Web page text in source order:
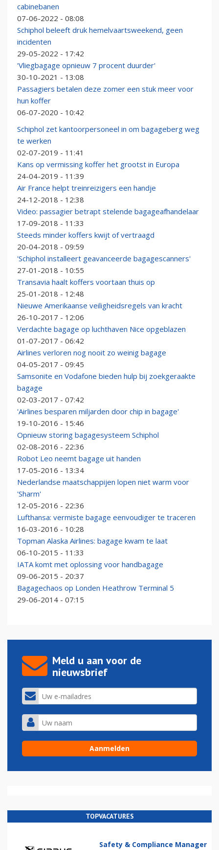
cabinebanen
07-06-2022 - 08:08
Schiphol beleeft druk hemelvaartsweekend, geen
incidenten
29-05-2022 - 17:42
'Vliegbagage opnieuw 7 procent duurder'
30-10-2021 - 13:08
Passagiers betalen deze zomer een stuk meer voor
hun koffer
06-07-2020 - 10:42
Schiphol zet kantoorpersoneel in om bagageberg weg
te werken
02-07-2019 - 11:41
Kans op vermissing koffer het grootst in Europa
24-04-2019 - 11:39
Air France helpt treinreizigers een handje
24-12-2018 - 12:38
Video: passagier betrapt stelende bagageafhandelaar
17-09-2018 - 11:33
Steeds minder koffers kwijt of vertraagd
20-04-2018 - 09:59
'Schiphol installeert geavanceerde bagagescanners'
27-01-2018 - 10:55
Transavia haalt koffers voortaan thuis op
25-01-2018 - 12:48
Nieuwe Amerikaanse veiligheidsregels van kracht
26-10-2017 - 12:06
Verdachte bagage op luchthaven Nice opgeblazen
01-07-2017 - 06:42
Airlines verloren nog nooit zo weinig bagage
04-05-2017 - 09:45
Samsonite en Vodafone bieden hulp bij zoekgeraakte
bagage
02-03-2017 - 07:42
'Airlines besparen miljarden door chip in bagage'
19-10-2016 - 15:46
Opnieuw storing bagagesysteem Schiphol
02-08-2016 - 22:36
Robot Leo neemt bagage uit handen
17-05-2016 - 13:34
Nederlandse maatschappijen lopen niet warm voor
'Sharm'
12-05-2016 - 22:36
Lufthansa: vermiste bagage eenvoudiger te traceren
16-03-2016 - 10:28
Topman Alaska Airlines: bagage kwam te laat
06-10-2015 - 11:33
IATA komt met oplossing voor handbagage
09-06-2015 - 20:37
Bagagechaos op Londen Heathrow Terminal 5
29-06-2014 - 07:15
Meld u aan voor de
nieuwsbrief
TOPVACATURES
Safety & Compliance Manager